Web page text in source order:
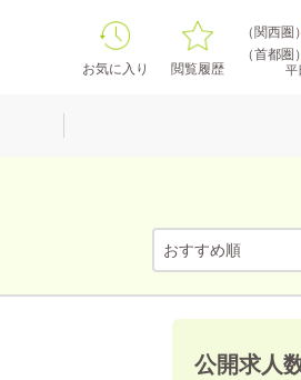
お気に入り 閲覧履歴
（関西圏）
（首都圏）
平
公開求人